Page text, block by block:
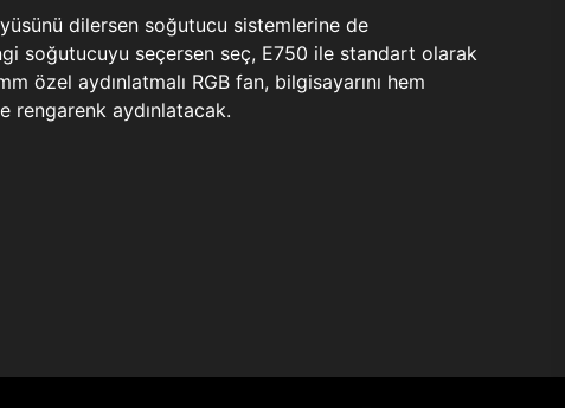
dilersen soğutucu sistemlerine de
soğutucuyu seçersen seç, E750 ile standart olarak
özel aydınlatmalı RGB fan, bilgisayarını hem
rengarenk aydınlatacak.